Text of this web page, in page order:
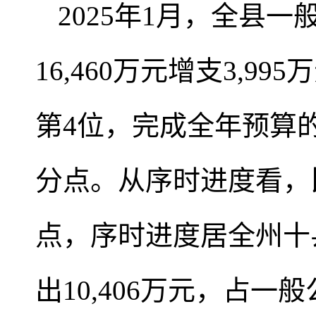
2025年1月，全县一
16,460万元增支3,995
第4位，完成全年预算
分点。从序时进度看
点，序时进度居全州
出10,406万元，占一